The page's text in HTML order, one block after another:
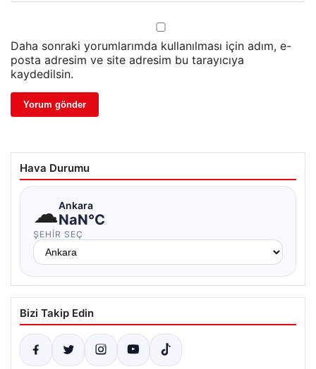
Daha sonraki yorumlarımda kullanılması için adım, e-
posta adresim ve site adresim bu tarayıcıya
kaydedilsin.
Hava Durumu
☁Ankara
NaN°C
ŞEHIR SEÇ
Bizi Takip Edin